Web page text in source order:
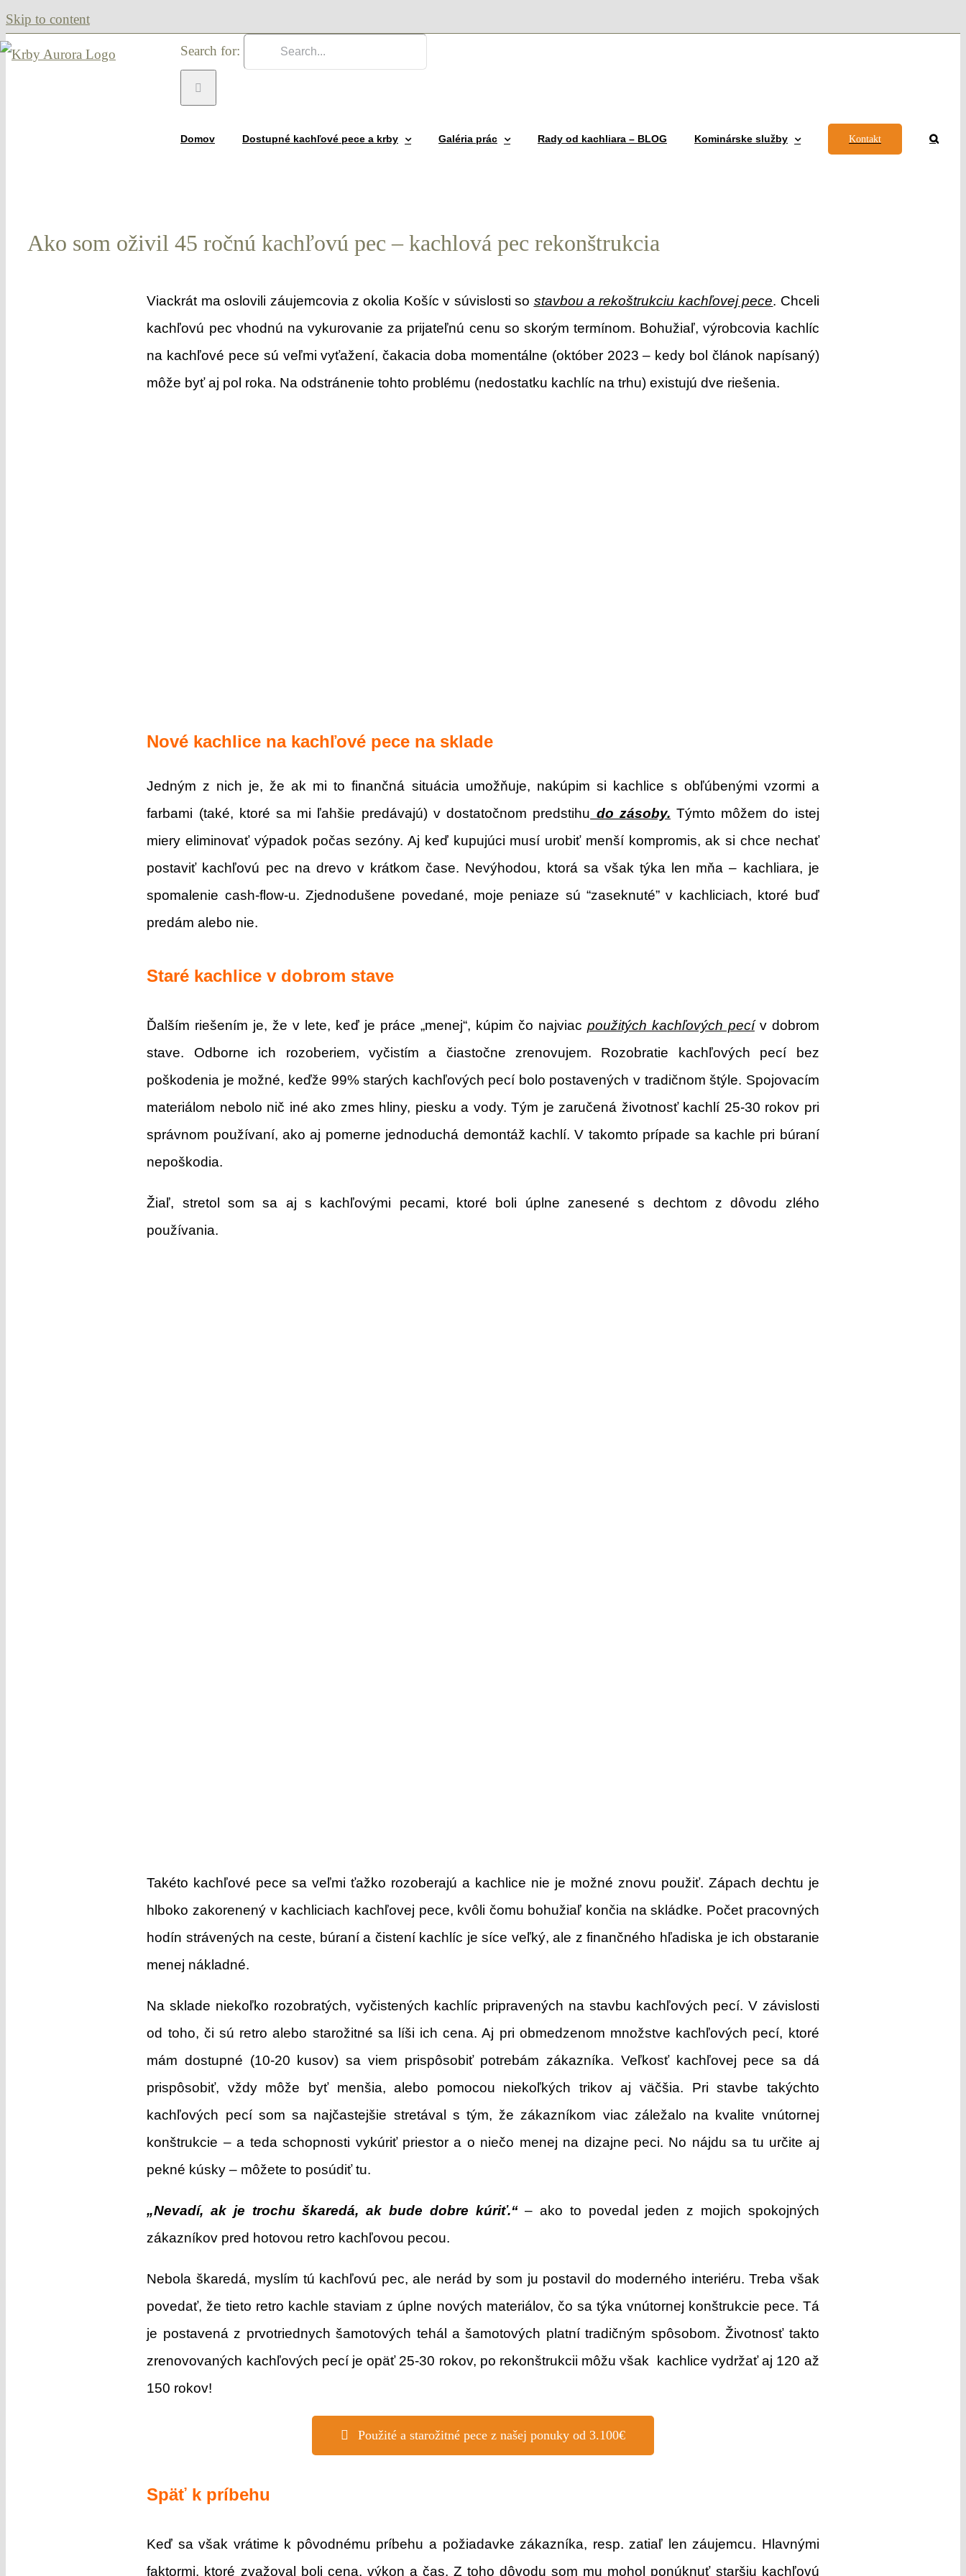
Skip to content
Search for:
Domov Dostupné kachľové pece a krby Galéria prác Rady od kachliara – BLOG Kominárske služby Kontakt
Ako som oživil 45 ročnú kachľovú pec – kachlová pec rekonštrukcia
Viackrát ma oslovili záujemcovia z okolia Košíc v súvislosti so stavbou a rekoštrukciu kachľovej pece. Chceli
kachľovú pec vhodnú na vykurovanie za prijateľnú cenu so skorým termínom. Bohužiaľ, výrobcovia kachlíc
na kachľové pece sú veľmi vyťažení, čakacia doba momentálne (október 2023 – kedy bol článok napísaný)
môže byť aj pol roka. Na odstránenie tohto problému (nedostatku kachlíc na trhu) existujú dve riešenia.
Nové kachlice na kachľové pece na sklade
Jedným z nich je, že ak mi to finančná situácia umožňuje, nakúpim si kachlice s obľúbenými vzormi a
farbami (také, ktoré sa mi ľahšie predávajú) v dostatočnom predstihu do zásoby. Týmto môžem do istej
miery eliminovať výpadok počas sezóny. Aj keď kupujúci musí urobiť menší kompromis, ak si chce nechať
postaviť kachľovú pec na drevo v krátkom čase. Nevýhodou, ktorá sa však týka len mňa – kachliara, je
spomalenie cash-flow-u. Zjednodušene povedané, moje peniaze sú “zaseknuté” v kachliciach, ktoré buď
predám alebo nie.
Staré kachlice v dobrom stave
Ďalším riešením je, že v lete, keď je práce „menej“, kúpim čo najviac použitých kachľových pecív dobrom
stave. Odborne ich rozoberiem, vyčistím a čiastočne zrenovujem. Rozobratie kachľových pecí bez
poškodenia je možné, keďže 99% starých kachľových pecí bolo postavených v tradičnom štýle. Spojovacím
materiálom nebolo nič iné ako zmes hliny, piesku a vody. Tým je zaručená životnosť kachlí 25-30 rokov pri
správnom používaní, ako aj pomerne jednoduchá demontáž kachlí. V takomto prípade sa kachle pri búraní
nepoškodia.
Žiaľ, stretol som sa aj s kachľovými pecami, ktoré boli úplne zanesené s dechtom z dôvodu zlého
používania.
Takéto kachľové pece sa veľmi ťažko rozoberajú a kachlice nie je možné znovu použiť. Zápach dechtu je
hlboko zakorenený v kachliciach kachľovej pece, kvôli čomu bohužiaľ končia na skládke. Počet pracovných
hodín strávených na ceste, búraní a čistení kachlíc je síce veľký, ale z finančného hľadiska je ich obstaranie
menej nákladné.
Na sklade niekoľko rozobratých, vyčistených kachlíc pripravených na stavbu kachľových pecí. V závislosti
od toho, či sú retro alebo starožitné sa líši ich cena. Aj pri obmedzenom množstve kachľových pecí, ktoré
mám dostupné (10-20 kusov) sa viem prispôsobiť potrebám zákazníka. Veľkosť kachľovej pece sa dá
prispôsobiť, vždy môže byť menšia, alebo pomocou niekoľkých trikov aj väčšia. Pri stavbe takýchto
kachľových pecí som sa najčastejšie stretával s tým, že zákazníkom viac záležalo na kvalite vnútornej
konštrukcie – a teda schopnosti vykúriť priestor a o niečo menej na dizajne peci. No nájdu sa tu určite aj
pekné kúsky – môžete to posúdiť tu.
„Nevadí, ak je trochu škaredá, ak bude dobre kúriť.“– ako to povedal jeden z mojich spokojných
zákazníkov pred hotovou retro kachľovou pecou.
Nebola škaredá, myslím tú kachľovú pec, ale nerád by som ju postavil do moderného interiéru.Treba však
povedať, že tieto retro kachle staviam z úplne nových materiálov, čo sa týka vnútornej konštrukcie pece. Tá
je postavená z prvotriednych šamotových tehál a šamotových platní tradičným spôsobom. Životnosť takto
zrenovovaných kachľových pecí je opäť 25-30 rokov, po rekonštrukcii môžu však kachlice vydržať aj 120 až
150 rokov!
Použité a starožitné pece z našej ponuky od 3.100€
Späť k príbehu
Keď sa však vrátime k pôvodnému príbehu a požiadavke zákazníka, resp. zatiaľ len záujemcu. Hlavnými
faktormi, ktoré zvažoval boli cena, výkon a čas. Z toho dôvodu som mu mohol ponúknuť staršiu kachľovú